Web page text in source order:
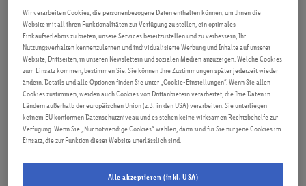
Aktivierungsentgelt und du musst dich nicht
vertraglich binden.
Wir verarbeiten Cookies, die personenbezogene Daten enthalten können, um Ihnen die
Website mit all ihren Funktionalitäten zur Verfügung zu stellen, ein optimales
Einkaufserlebnis zu bieten, unsere Services bereitzustellen und zu verbessern, Ihr
Nutzungsverhalten kennenzulernen und individualisierte Werbung und Inhalte auf unserer
Website, Drittseiten, in unseren Newslettern und sozialen Medien anzuzeigen. Welche Cookies
zum Einsatz kommen, bestimmen Sie. Sie können Ihre Zustimmungen später jederzeit wieder
ändern. Details und alle Optionen finden Sie unter „Cookie-Einstellungen“. Wenn Sie allen
Cookies zustimmen, werden auch Cookies von Drittanbietern verarbeitet, die Ihre Daten in
Ländern außerhalb der europäischen Union (z.B: in den USA) verarbeiten. Sie unterliegen
keinem EU konformen Datenschutzniveau und es stehen keine wirksamen Rechtsbehelfe zur
Verfügung. Wenn Sie „Nur notwendige Cookies“ wählen, dann sind für Sie nur jene Cookies im
Einsatz, die zur Funktion dieser Website unerlässlich sind.
Alle akzeptieren (inkl. USA)